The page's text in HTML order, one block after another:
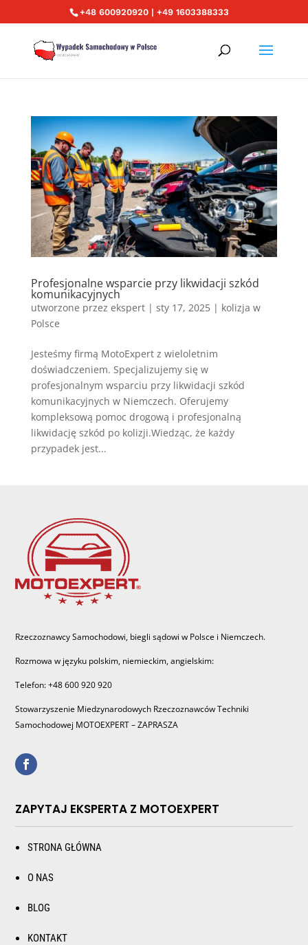
+48 600920920 | +49 1603388333
Profesjonalne wsparcie przy likwidacji szkód
komunikacyjnych
utworzone przez ekspert| sty 17, 2025| kolizja w
Polsce
Jesteśmy firmą MotoExpert z wieloletnim
doświadczeniem. Specjalizujemy się w
profesjonalnym wsparciu przy likwidacji szkód
komunikacyjnych w Niemczech. Oferujemy
kompleksową pomoc drogową i profesjonalną
likwidację szkód po kolizji.Wiedząc, że każdy
przypadek jest...
Rzeczoznawcy Samochodowi, biegli sądowi w Polsce i Niemczech.
Rozmowa w języku polskim, niemieckim, angielskim:
Telefon: +48 600 920 920
Stowarzyszenie Miedzynarodowych Rzeczoznawców Techniki
Samochodowej MOTOEXPERT – ZAPRASZA
ZAPYTAJ EKSPERTA Z MOTOEXPERT
STRONA GŁÓWNA
O NAS
BLOG
KONTAKT